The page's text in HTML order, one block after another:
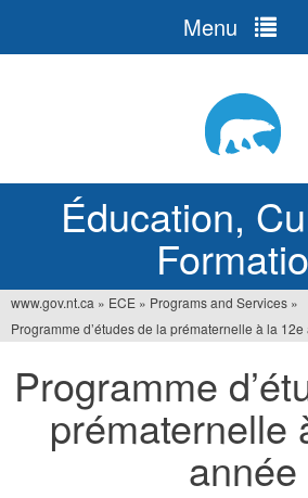
Éducation,
Menu
Vous
êtes
ici
www.gov.nt.ca » ECE » Programs and Services »
Programme d’études de la prématernelle à la 12e
Programme
prématernelle
année